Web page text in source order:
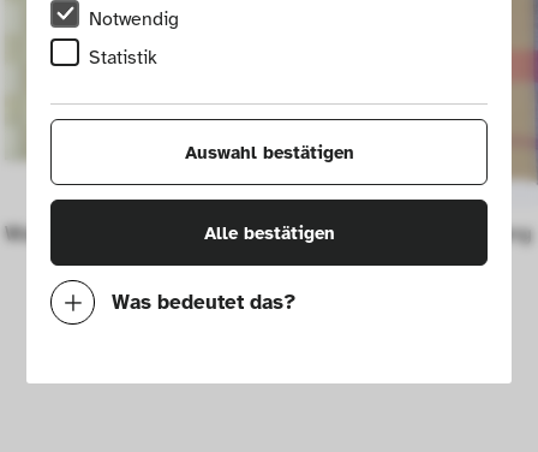
Notwendig
Statistik
Auswahl bestätigen
Alle bestätigen
Was bedeutet das?
Mit diesen Cookies können wir durch
Wandbehang Nr. 186 a